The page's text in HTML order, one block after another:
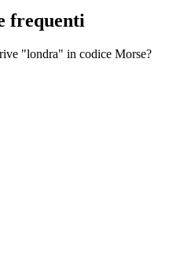
frequenti
"londra" in codice Morse?